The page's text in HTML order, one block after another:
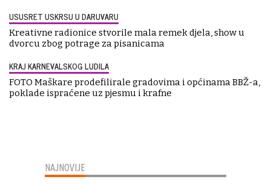
USUSRET USKRSU U DARUVARU
Kreativne radionice stvorile mala remek djela, show u
dvorcu zbog potrage za pisanicama
KRAJ KARNEVALSKOG LUDILA
FOTO Maškare prodefilirale gradovima i općinama BBŽ-a,
poklade ispraćene uz pjesmu i krafne
NAJNOVIJE